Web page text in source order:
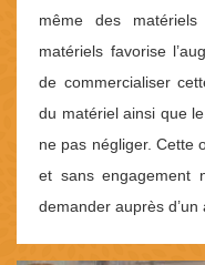
même des
matériels favorise
de commercialiser
du matériel ainsi que
ne pas négliger. Cette
et sans engagement
demander auprès d’un